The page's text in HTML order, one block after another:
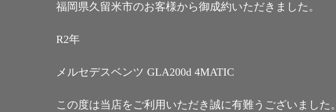
福岡県久留米市のお客様から御成約いただきました。
R2年
メルセデスベンツ GLA200d 4MATIC
この度は当店をご利用いただき誠に有難うございました。